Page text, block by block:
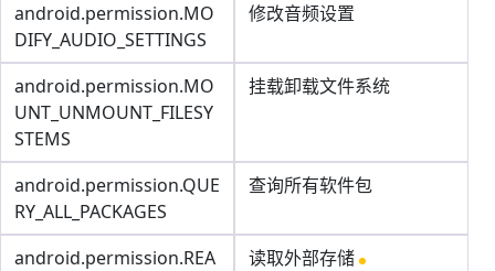
android.permission.MO
DIFY_AUDIO_SETTINGS
修改音频设置
android.permission.MO
UNT_UNMOUNT_FILESY
STEMS
挂载卸载文件系统
android.permission.QUE
RY_ALL_PACKAGES
查询所有软件包
android.permission.REA
读取外部存储